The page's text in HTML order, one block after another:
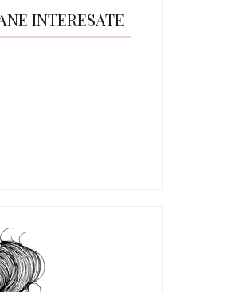
INTERESATE